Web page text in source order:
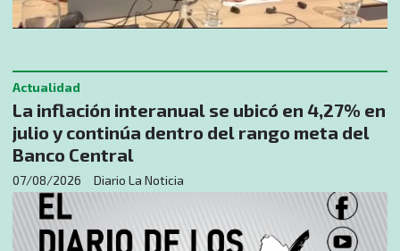
La inflación interanual se ubicó en 4,27% en
julio y continúa dentro del rango meta del
Banco Central
Diario La Noticia
Actualidad
07/08/2026